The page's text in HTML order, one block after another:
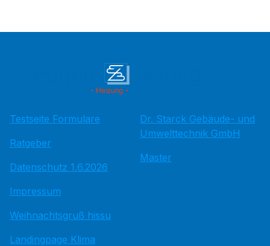
Testseite Formulare
Ratgeber
Datenschutz 1.6.2026
Impressum
Weihnachtsgruß hissu
Landingpage Klima
Dr. Starck Gebäude- und
Umwelttechnik GmbH
Master